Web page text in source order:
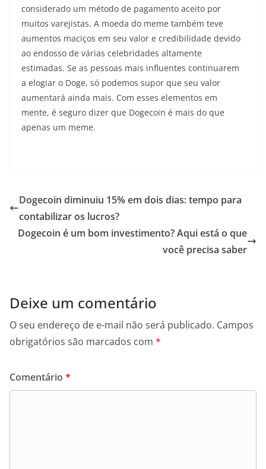
considerado um método de pagamento aceito por
muitos varejistas. A moeda do meme também teve
aumentos maciços em seu valor e credibilidade devido
ao endosso de várias celebridades altamente
estimadas. Se as pessoas mais influentes continuarem
a elogiar o Doge, só podemos supor que seu valor
aumentará ainda mais. Com esses elementos em
mente, é seguro dizer que Dogecoin é mais do que
apenas um meme.
Dogecoin diminuiu 15% em dois dias: tempo para
contabilizar os lucros?
Dogecoin é um bom investimento? Aqui está o que
você precisa saber
Deixe um comentário
O seu endereço de e-mail não será publicado. Campos
obrigatórios são marcados com *
Comentário *